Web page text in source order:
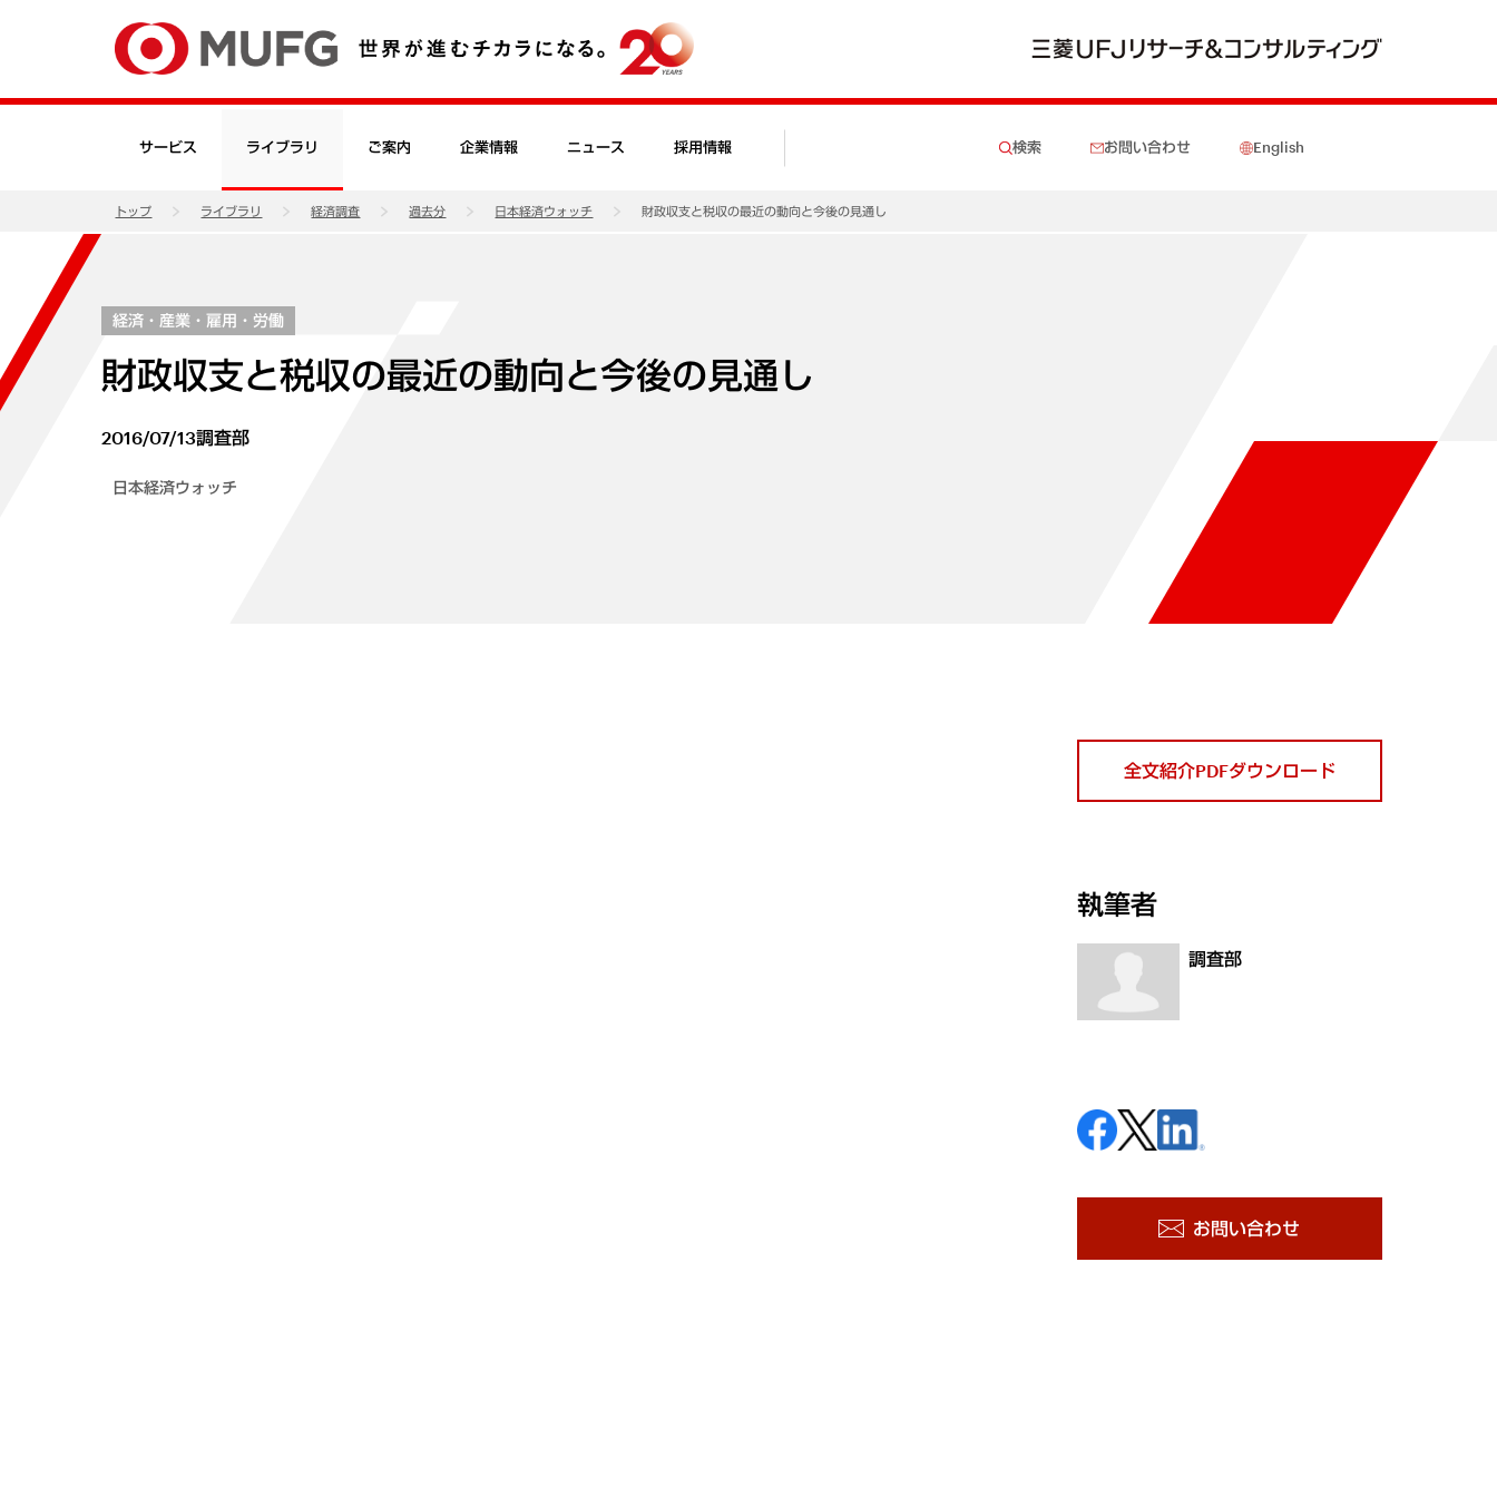
サービス ライブラリ ご案内 企業情報 ニュース 採用情報 検索 お問い合わせ English
トップ ライブラリ 経済調査 過去分 日本経済ウォッチ 財政収支と税収の最近の動向と今後の見通し
経済・産業・雇用・労働
財政収支と税収の最近の動向と今後の見通し
2016/07/13調査部
日本経済ウォッチ
全文紹介PDFダウンロード
執筆者
調査部
お問い合わせ